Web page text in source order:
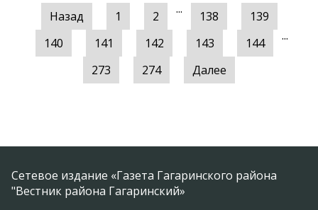
Назад 1 2 ... 138
139
140
141 142 143 144 ...
273 274 Далее
Сетевое издание «Газета Гагаринского района
"Вестник района Гагаринский»